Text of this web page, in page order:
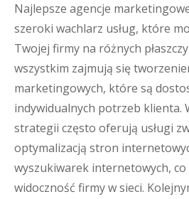
Najlepsze agencje
szeroki wachlarz usług, które
Twojej firmy na różnych
wszystkim zajmują się
marketingowych, które są
indywidualnych potrzeb klienta.
strategii często oferują usługi
optymalizacją stron
wyszukiwarek internetowych, co
widoczność firmy w sieci.